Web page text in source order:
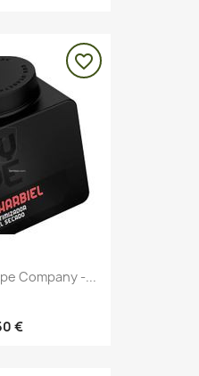
Company -...
€
favorite_border